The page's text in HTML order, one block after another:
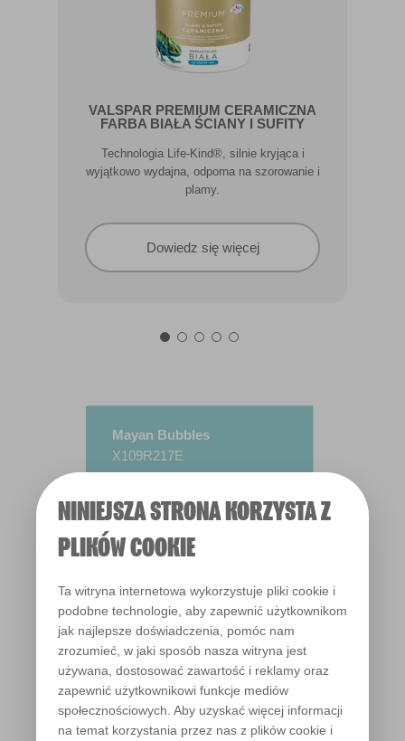
NINIEJSZA STRONA KORZYSTA Z
PLIKÓW COOKIE
Ta witryna internetowa wykorzystuje pliki cookie i
podobne technologie, aby zapewnić użytkownikom
jak najlepsze doświadczenia, pomóc nam
zrozumieć, w jaki sposób nasza witryna jest
używana, dostosować zawartość i reklamy oraz
zapewnić użytkownikowi funkcje mediów
społecznościowych. Aby uzyskać więcej informacji
na temat korzystania przez nas z plików cookie i
VALSPAR PREMIUM CERAMICZNA
FARBA BIAŁA ŚCIANY I SUFITY
Technologia Life-Kind®, silnie kryjąca i
wyjątkowo wydajna, odporna na szorowanie i
plamy.
Dowiedz się więcej
Mayan Bubbles
X109R217E